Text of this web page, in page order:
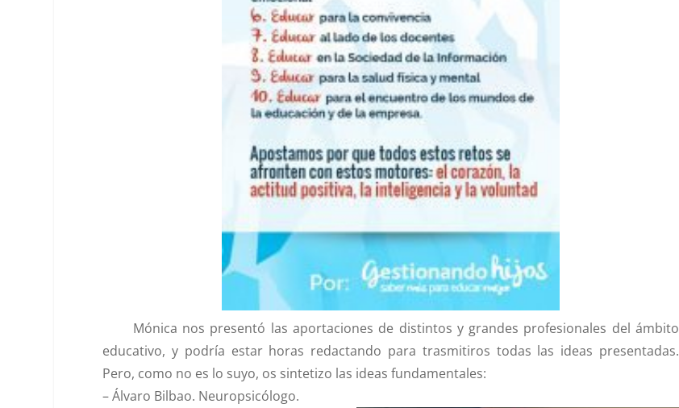
Mónica nos presentó las aportaciones de distintos y grandes profesionales del ámbito
educativo, y podría estar horas redactando para trasmitiros todas las ideas presentadas.
Pero, como no es lo suyo, os sintetizo las ideas fundamentales:
–Álvaro Bilbao. Neuropsicólogo.